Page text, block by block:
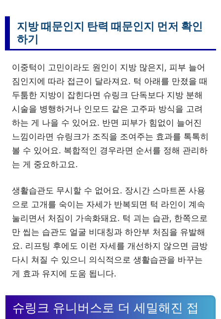
지방 때문인지 탄력 때문인지 먼저 확인
하기
이중턱이 고민이라도 원인이 지방 많은지, 피부 늘어
짐인지에 따라 접근이 달라져요. 턱 아래를 만졌을 때
두툼한 지방이 잡힌다면 슈링크 단독보다 지방 분해
시술을 병행하거나 인모드 같은 고주파 방식을 고려
하는 게 나을 수 있어요. 반면 피부가 힘없이 늘어진
느낌이라면 슈링크가 조직을 조여주는 효과를 톡톡히
볼 수 있어요. 복합적인 경우라면 순서를 정해 관리하
는 게 중요하고요.
생활습관도 무시할 수 없어요. 장시간 스마트폰 사용
으로 고개를 숙이는 자세가 반복되면 턱 라인이 계속
눌리면서 처짐이 가속화돼요. 턱 괴는 습관, 한쪽으로
만 씹는 습관도 얼굴 비대칭과 하안부 처짐을 유발해
요. 리프팅 후에도 이런 자세를 개선하지 않으면 금방
다시 쳐질 수 있으니 의식적으로 생활습관을 바꾸는
게 효과 유지에 도움 됩니다.
슈링크 유니버스로 더 세밀해진 접